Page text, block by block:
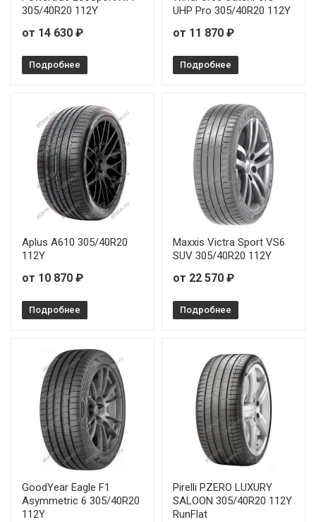
Sonix XSPORT S8 215/35R19 85Y
Sonix XSPORT S8 215/45R17 91W
Sonix XSPORT S8 225/35R20 93Y
Sonix XSPORT S8 225/55R17 101W
Sonix XSPORT S8 225/55R18 102W
Sonix XSPORT S8 225/55R19 103W
Sonix XSPORT S8 245/35R20 95Y
Sonix XSPORT S8 245/40R19 98W
Sonix XSPORT S8 245/45R17 99W
Sonix XSPORT S8 245/50R18 104W
Sonix XSPORT S8 255/40R18 99W
305/40R20 112Y
от 14 630 ₽
Подробнее
UHP Pro 305/40R20 112Y
от 11 870 ₽
Подробнее
Aplus A610 305/40R20
112Y
от 10 870 ₽
Подробнее
Maxxis Victra Sport VS6
SUV 305/40R20 112Y
от 22 570 ₽
Подробнее
GoodYear Eagle F1
Asymmetric 6 305/40R20
112Y
Pirelli PZERO LUXURY
SALOON 305/40R20 112Y
RunFlat